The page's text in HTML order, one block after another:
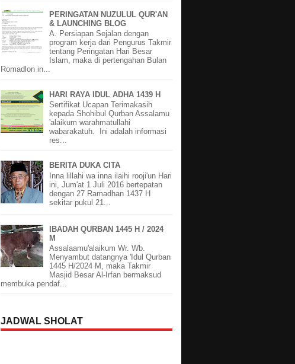
PERINGATAN NUZULUL QUR'AN
& LAUNCHING BLOG
A. Persiapan Sejalan dengan
program kerja dari Pengurus Takmir
tentang Peringatan Hari Besar
Islam, maka di pertengahan Bulan
Romadlon in...
HARI RAYA IDUL ADHA 1439 H
Sertifikat Ucapan Terimakasih
kepada Shohibul Qurban Assalamu
'alaikum warahmatullahi
wabarakatuh. Ini adalah informasi
res...
BERITA DUKA CITA
Inna lillahi wa inna ilaihi rooji'un Hari
ini, Jum'at 1 Juli 2016 bertepatan
dengan 27 Ramadhan 1437 H
sekitar pukul 21...
IBADAH QURBAN 1445 H / 2024
M
Assalaamu'alaikum Wr. Wb.
Menyambut datangnya 'Idul Qurban
1445 H/2024 M, maka Takmir
Masjid Besar Al-Irfan bermaksud
membuka pendaf...
JADWAL SHOLAT